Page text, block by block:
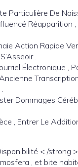
Particulière De
Réapparition
Action Rapide
.
Électronique ,
Dommages
, Entrer Le
< /strong
, et bite